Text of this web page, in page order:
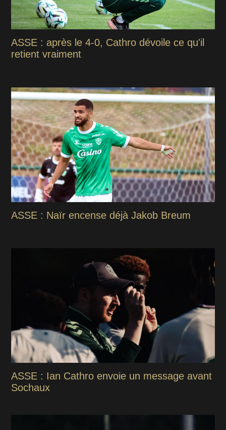
ASSE : après le 4-0, Cathro dévoile ce qu'il
retient vraiment
ASSE : Naïr encense déjà Jakob Breum
ASSE : Ian Cathro envoie un message avant
Sochaux